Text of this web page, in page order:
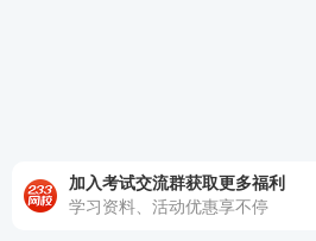
加学霸君好友进备考群
加入考试交流群获取更多福利
学习资料、活动优惠享不停